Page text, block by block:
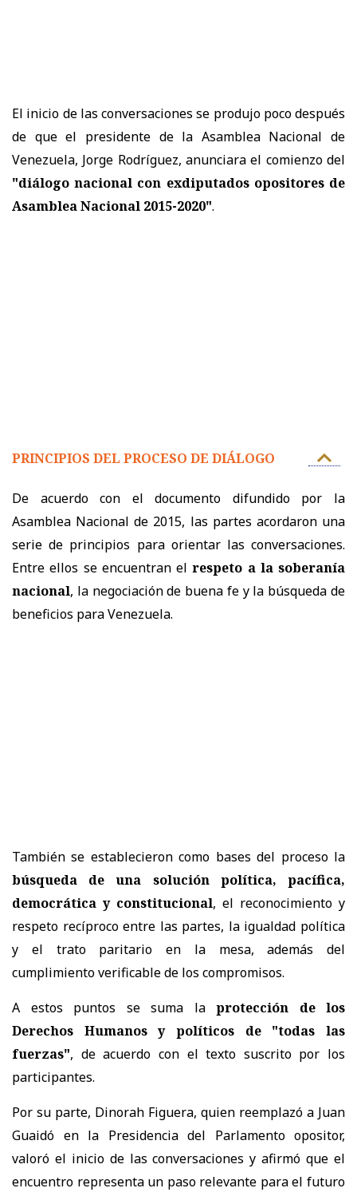
El inicio de las conversaciones se produjo poco después
de que el presidente de la Asamblea Nacional de
Venezuela, Jorge Rodríguez, anunciara el comienzo del
"diálogo nacional con exdiputados opositores de
Asamblea Nacional 2015-2020".
PRINCIPIOS DEL PROCESO DE DIÁLOGO
De acuerdo con el documento difundido por la
Asamblea Nacional de 2015, las partes acordaron una
serie de principios para orientar las conversaciones.
Entre ellos se encuentran elrespeto a la soberanía
nacional, la negociación de buena fe y la búsqueda de
beneficios para Venezuela.
También se establecieron como bases del proceso la
búsqueda de una solución política, pacífica,
democrática y constitucional, el reconocimiento y
respeto recíproco entre las partes, la igualdad política
y el trato paritario en la mesa, además del
cumplimiento verificable de los compromisos.
A estos puntos se suma la protección de los
Derechos Humanos y políticos de "todas las
fuerzas", de acuerdo con el texto suscrito por los
participantes.
Por su parte, Dinorah Figuera, quien reemplazó a Juan
Guaidó en la Presidencia del Parlamento opositor,
valoró el inicio de las conversaciones y afirmó que el
encuentro representa un paso relevante para el futuro